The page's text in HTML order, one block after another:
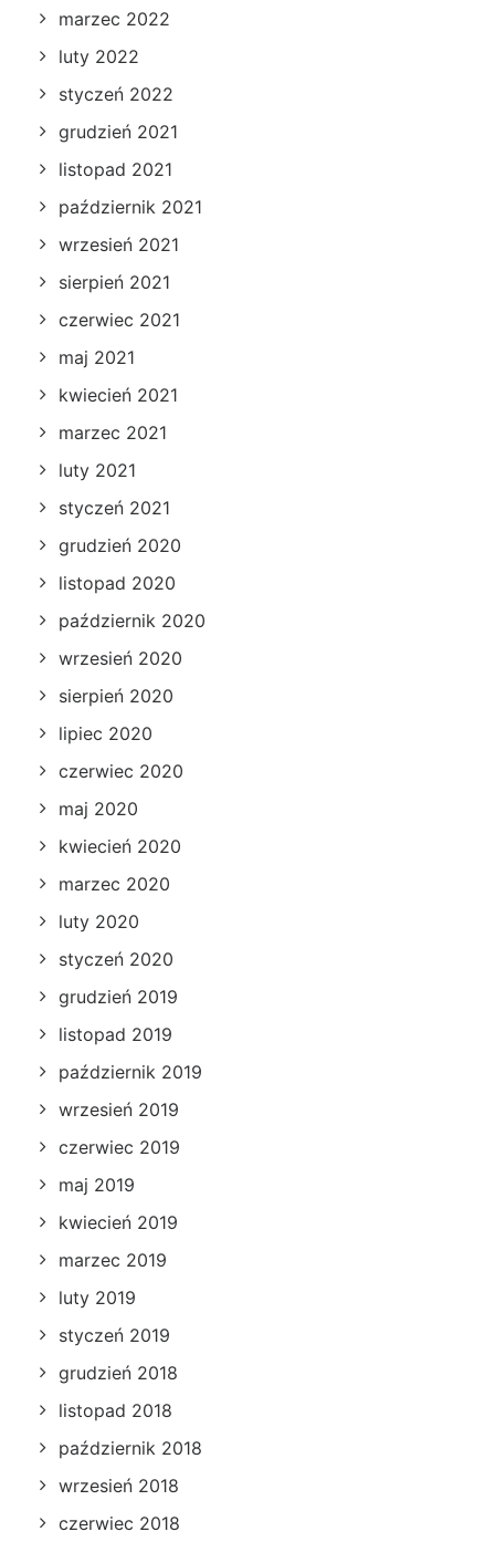
marzec 2022
luty 2022
styczeń 2022
grudzień 2021
listopad 2021
październik 2021
wrzesień 2021
sierpień 2021
czerwiec 2021
maj 2021
kwiecień 2021
marzec 2021
luty 2021
styczeń 2021
grudzień 2020
listopad 2020
październik 2020
wrzesień 2020
sierpień 2020
lipiec 2020
czerwiec 2020
maj 2020
kwiecień 2020
marzec 2020
luty 2020
styczeń 2020
grudzień 2019
listopad 2019
październik 2019
wrzesień 2019
czerwiec 2019
maj 2019
kwiecień 2019
marzec 2019
luty 2019
styczeń 2019
grudzień 2018
listopad 2018
październik 2018
wrzesień 2018
czerwiec 2018